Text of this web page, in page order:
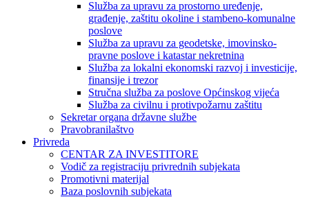
Služba za upravu za prostorno uređenje,
građenje, zaštitu okoline i stambeno-komunalne
poslove
Služba za upravu za geodetske, imovinsko-
pravne poslove i katastar nekretnina
Služba za lokalni ekonomski razvoj i investicije,
finansije i trezor
Stručna služba za poslove Općinskog vijeća
Služba za civilnu i protivpožarnu zaštitu
Sekretar organa državne službe
Pravobranilaštvo
Privreda
CENTAR ZA INVESTITORE
Vodič za registraciju privrednih subjekata
Promotivni materijal
Baza poslovnih subjekata